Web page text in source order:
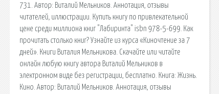
731. Автор: Виталий Мельников. Аннотация, отзывы
читателей, иллюстрации. Купить книгу по привлекательной
цене среди миллиона книг "Лабиринта" isbn 978-5-699. Как
прочитать столько книг? Узнайте из курса «Киночтение за 7
дней». Книги Виталия Мельникова. Скачайте или читайте
онлайн любую книгу автора Виталий Мельников в
электронном виде без регистрации, бесплатно. Книга: Жизнь.
Кино. Автор: Виталий Мельников. Аннотация, отзывы